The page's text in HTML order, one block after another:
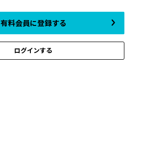
有料会員に登録する
ログインする